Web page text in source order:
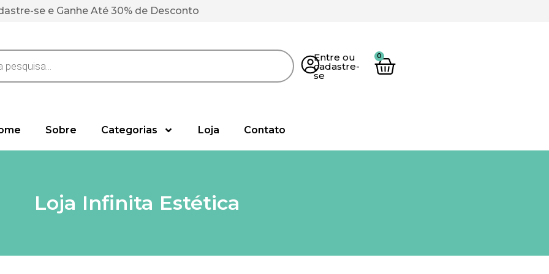
se e Ganhe Até 30% de Desconto
Entre ou
cadastre-
se
Sobre Categorias Loja Contato
Loja Infinita Estética